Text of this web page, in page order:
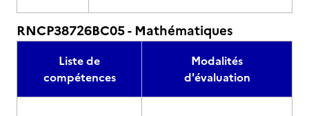
RNCP38726BC05 - Mathématiques
Liste de
compétences
Modalités
d'évaluation